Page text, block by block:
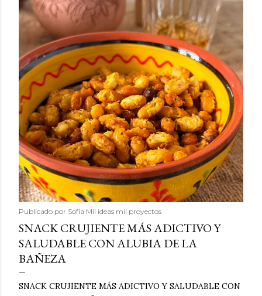
Publicado por Sofía Mil ideas mil proyectos
SNACK CRUJIENTE MÁS ADICTIVO Y
SALUDABLE CON ALUBIA DE LA
BAÑEZA
SNACK CRUJIENTE MÁS ADICTIVO Y SALUDABLE CON